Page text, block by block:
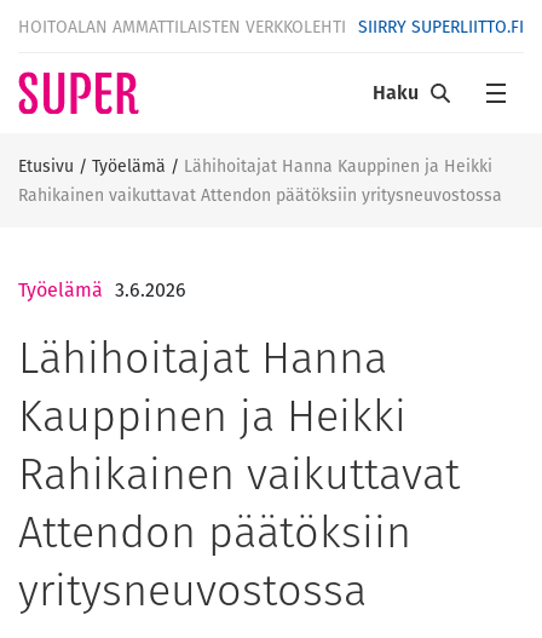
HOITOALAN AMMATTILAISTEN VERKKOLEHTI SIIRRY SUPERLIITTO.FI
Haku
Etusivu / Työelämä / Lähihoitajat Hanna Kauppinen ja Heikki
Rahikainen vaikuttavat Attendon päätöksiin yritysneuvostossa
Työelämä 3.6.2026
Lähihoitajat Hanna
Kauppinen ja Heikki
Rahikainen vaikuttavat
Attendon päätöksiin
yritysneuvostossa